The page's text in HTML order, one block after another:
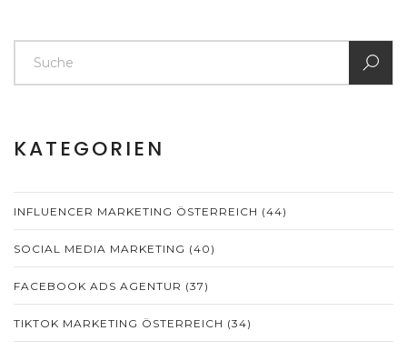
KATEGORIEN
INFLUENCER MARKETING ÖSTERREICH (44)
SOCIAL MEDIA MARKETING (40)
FACEBOOK ADS AGENTUR (37)
TIKTOK MARKETING ÖSTERREICH (34)